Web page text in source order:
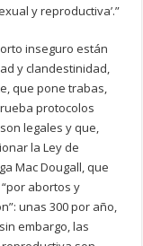
y reproductiva’.”
inseguro están
y clandestinidad,
que pone trabas,
protocolos
legales y que,
la Ley de
Mac Dougall, que
abortos y
unas 300 por año,
embargo, las